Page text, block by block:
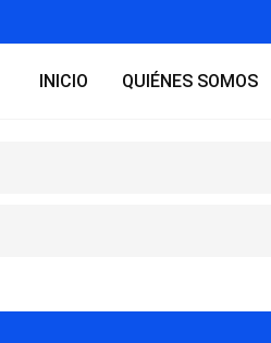
INICIO QUIÉNES SOMOS